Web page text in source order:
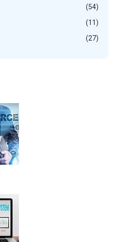
(54)
(11)
(27)